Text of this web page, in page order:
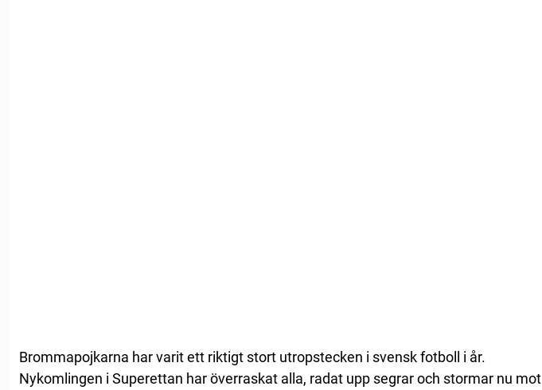
Brommapojkarna har varit ett riktigt stort utropstecken i svensk fotboll i år.
Nykomlingen i Superettan har överraskat alla, radat upp segrar och stormar nu mot